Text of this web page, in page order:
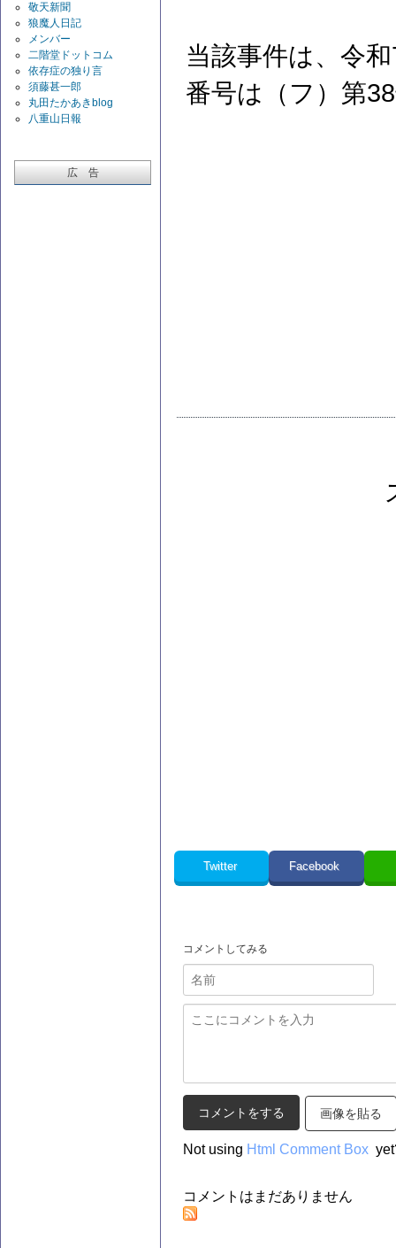
敬天新聞
狼魔人日記
メンバー
二階堂ドットコム
依存症の独り言
須藤甚一郎
丸田たかあきblog
八重山日報
広 告
当該事件は、令
番号は（フ）第
Twitter Facebook
コメントしてみる
画像を貼る
Not using Html Comment Box
コメントはまだありません